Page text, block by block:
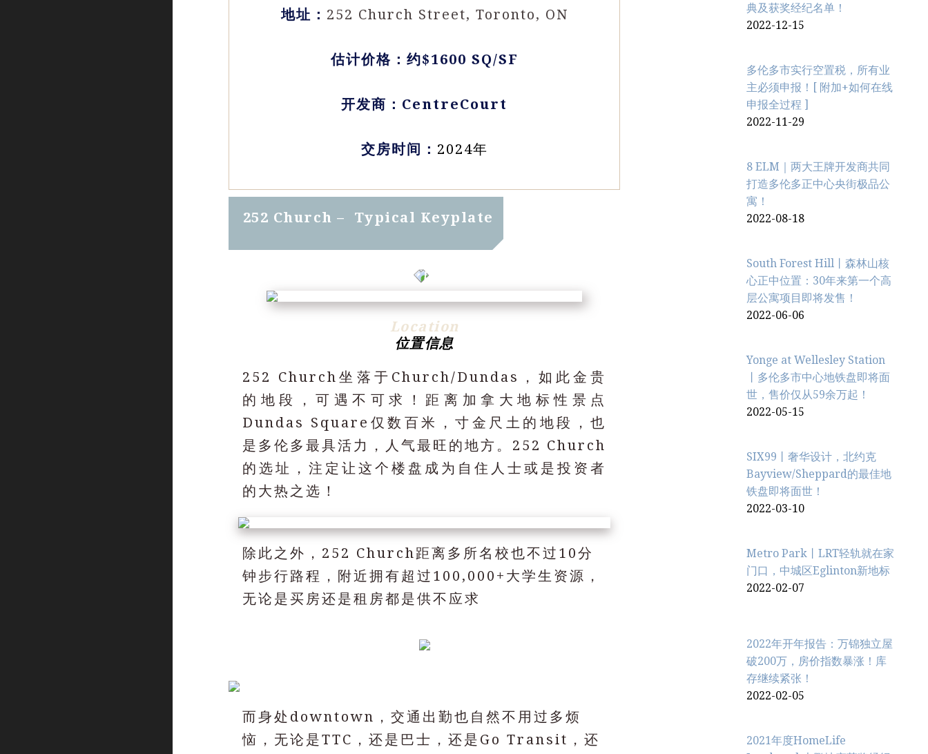
地址： 252 Church Street, Toronto, ON
估计价格：约$1600 SQ/SF
开发商：CentreCourt
交房时间： 2024年
252 Church – Typical Keyplate
Location
位置信息
252 Church坐落于Church/Dundas，如此金贵
的地段，可遇不可求！距离加拿大地标性景点
Dundas Square仅数百米，寸金尺土的地段，也
是多伦多最具活力，人气最旺的地方。252 Church
的选址，注定让这个楼盘成为自住人士或是投资者
的大热之选！
除此之外，252 Church距离多所名校也不过10分
钟步行路程，附近拥有超过100,000+大学生资源，
无论是买房还是租房都是供不应求
而身处downtown，交通出勤也自然不用过多烦
恼，无论是TTC，还是巴士，还是Go Transit，还
典及获奖经纪名单！
2022-12-15
多伦多市实行空置税，所有业
主必须申报！[ 附加+如何在线
申报全过程 ]
2022-11-29
8 ELM｜两大王牌开发商共同
打造多伦多正中心央街极品公
寓！
2022-08-18
South Forest Hill丨森林山核
心正中位置：30年来第一个高
层公寓项目即将发售！
2022-06-06
Yonge at Wellesley Station
丨多伦多市中心地铁盘即将面
世，售价仅从59余万起！
2022-05-15
SIX99丨奢华设计，北约克
Bayview/Sheppard的最佳地
铁盘即将面世！
2022-03-10
Metro Park丨LRT轻轨就在家
门口，中城区Eglinton新地标
2022-02-07
2022年开年报告：万锦独立屋
破200万，房价指数暴涨！库
存继续紧张！
2022-02-05
2021年度HomeLife